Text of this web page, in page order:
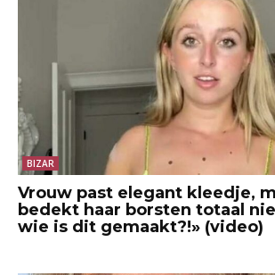
BIZAR
Vrouw past elegant kleedje,
bedekt haar borsten totaal
wie is dit gemaakt?!» (video)